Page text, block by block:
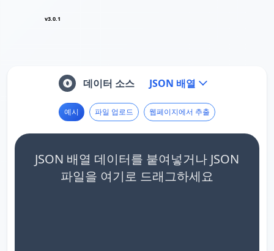
v3.0.1
데이터 소스 JSON 배열
예시 파일 업로드 웹페이지에서 추출
JSON 배열 데이터를 붙여넣거나 JSON
파일을 여기로 드래그하세요